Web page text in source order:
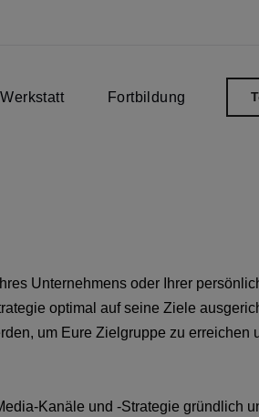
Fortbildung
Unternehmens oder Ihrer
optimal auf seine Ziele
um Eure Zielgruppe zu erreichen
Kanäle und -Strategie gründlich